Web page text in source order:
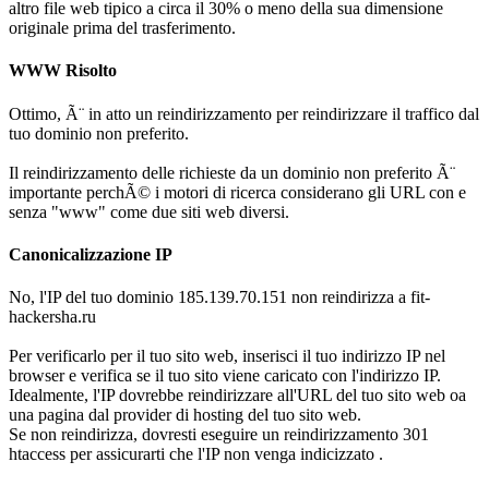
altro file web tipico a circa il 30% o meno della sua dimensione
originale prima del trasferimento.
WWW Risolto
Ottimo, Ã¨ in atto un reindirizzamento per reindirizzare il traffico dal
tuo dominio non preferito.
Il reindirizzamento delle richieste da un dominio non preferito Ã¨
importante perchÃ© i motori di ricerca considerano gli URL con e
senza "www" come due siti web diversi.
Canonicalizzazione IP
No, l'IP del tuo dominio 185.139.70.151 non reindirizza a fit-
hackersha.ru
Per verificarlo per il tuo sito web, inserisci il tuo indirizzo IP nel
browser e verifica se il tuo sito viene caricato con l'indirizzo IP.
Idealmente, l'IP dovrebbe reindirizzare all'URL del tuo sito web oa
una pagina dal provider di hosting del tuo sito web.
Se non reindirizza, dovresti eseguire un reindirizzamento 301
htaccess per assicurarti che l'IP non venga indicizzato .